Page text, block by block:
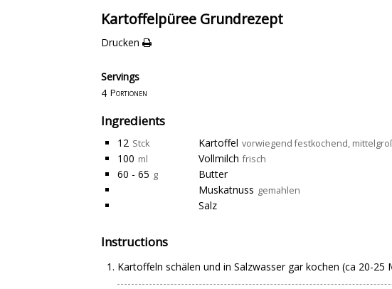
Kartoffelpüree Grundrezept
Drucken
Servings
4 Portionen
Ingredients
12 Stck Kartoffel vorwiegend festkochend,
100 ml Vollmilch frisch
60 - 65 g
Butter
Muskatnuss gemahlen
Salz
Instructions
Kartoffeln schälen und in Salzwasser gar kochen (ca 20-25